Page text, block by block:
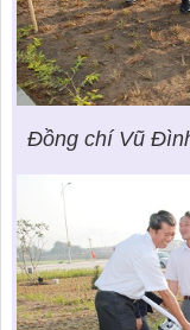
Đồng chí Vũ